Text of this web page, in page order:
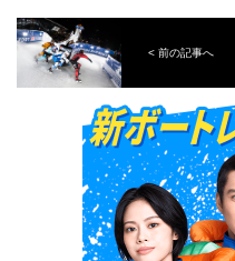
< 前の記事へ